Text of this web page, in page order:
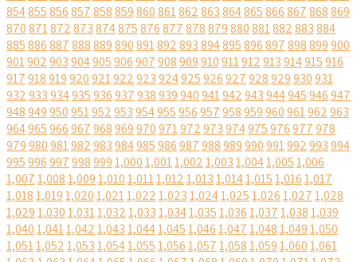
854855856857858859860861862863864865866867868869
870871872873874875876877878879880881882883884
885886887888889890891892893894895896897898899900
901902903904905906907908909910911912913914915916
917918919920921922923924925926927928929930931
932933934935936937938939940941942943944945946947
948949950951952953954955956957958959960961962963
964965966967968969970971972973974975976977978
979980981982983984985986987988989990991992993994
9959969979989991,0001,0011,0021,0031,0041,0051,006
1,0071,0081,0091,0101,0111,0121,0131,0141,0151,0161,017
1,0181,0191,0201,0211,0221,0231,0241,0251,0261,0271,028
1,0291,0301,0311,0321,0331,0341,0351,0361,0371,0381,039
1,0401,0411,0421,0431,0441,0451,0461,0471,0481,0491,050
1,0511,0521,0531,0541,0551,0561,0571,0581,0591,0601,061